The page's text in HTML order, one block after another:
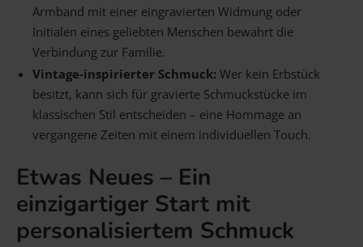
Armband mit einer eingravierten Widmung oder
Initialen eines geliebten Menschen bewahrt die
Verbindung zur Familie.
Vintage-inspirierter Schmuck: Wer kein Erbstück
besitzt, kann sich für gravierte Schmuckstücke im
klassischen Stil entscheiden – eine Hommage an
vergangene Zeiten mit einem individuellen Touch.
Etwas Neues – Ein
einzigartiger Start mit
personalisiertem Schmuck